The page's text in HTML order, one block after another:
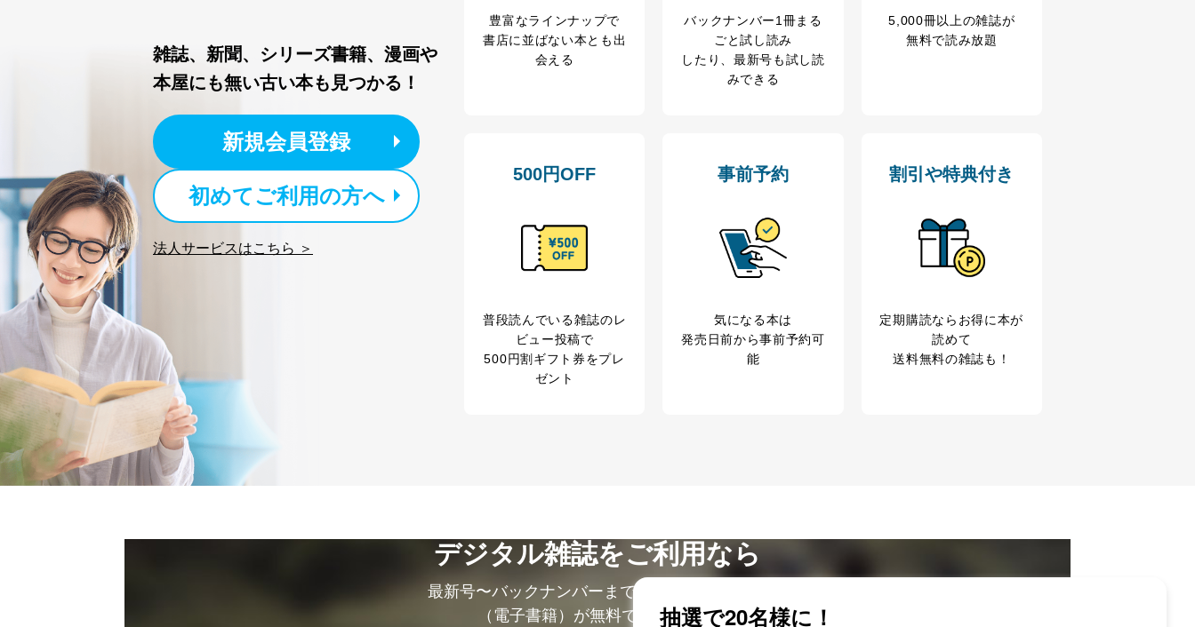
メール等により個人データの含まれるファイルを送信する場合に、当該ファイルへのパスワードを設定しています。
個人情報保護マネジメントシステムの継続的改善
当社は、内部監査及びマネジメントレビューの機会を通じて、個人情報保護マネジメントシステムを継続的に改善し、常に最良
の状態を維持します。
苦情及び相談受付け窓口
貴殿の個人情報及び当社の個人情報保護マネジメントシステムに関するご相談及び苦情については以下までご連絡ください。
適切、かつ迅速に対応させていただきます。
株式会社富士山マガジンサービス 個人情報問い合わせ係
株式会社富士山マガジンサービス
１．個人情報保護管理者
個人情報保護管理者: 経営管理グループディレクター 前田 嘉也
雑誌、新聞、シリーズ書籍、漫画や
本屋にも無い古い本も見つかる！
新規会員登録
初めてご利用の方へ
法人サービスはこちら ＞
豊富なラインナップで
書店に並ばない本とも出
会える
バックナンバー1冊まる
ごと試し読み
したり、最新号も試し読
みできる
5,000冊以上の雑誌が
無料で読み放題
500円OFF
普段読んでいる雑誌のレ
ビュー投稿で
500円割ギフト券をプレ
ゼント
事前予約
気になる本は
発売日前から事前予約可
能
割引や特典付き
定期購読なら お得に本が
読めて
送料無料の雑誌も！
デジタル雑誌をご利用なら
最新号〜バックナンバーまで7000冊以上の雑誌
（電子書籍）が無料で読み放題！